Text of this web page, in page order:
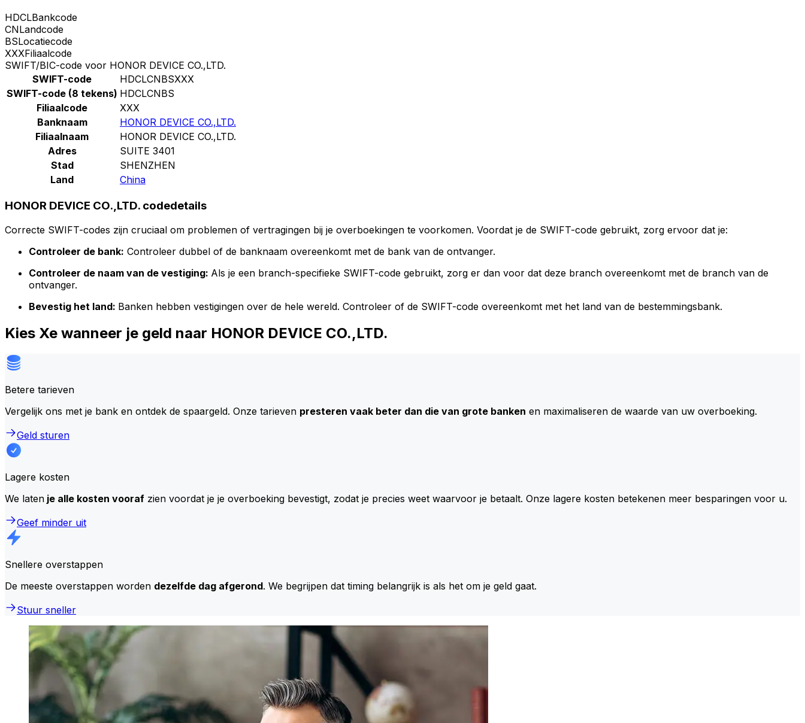
HDCLBankcode
CNLandcode
BSLocatiecode
XXXFiliaalcode
SWIFT/BIC-code voor HONOR DEVICE CO.,LTD.
SWIFT-code
HDCLCNBSXXX
SWIFT-code (8 tekens) HDCLCNBS
Filiaalcode
XXX
Banknaam
HONOR DEVICE CO.,LTD.
Filiaalnaam
HONOR DEVICE CO.,LTD.
Adres
SUITE 3401
Stad
SHENZHEN
Land
China
HONOR DEVICE CO.,LTD. codedetails
Correcte SWIFT-codes zijn cruciaal om problemen of vertragingen bij je overboekingen te voorkomen. Voordat je de SWIFT-code gebruikt, zorg ervoor dat je:
Controleer de bank: Controleer dubbel of de banknaam overeenkomt met de bank van de ontvanger.
Controleer de naam van de vestiging: Als je een branch-specifieke SWIFT-code gebruikt, zorg er dan voor dat deze branch overeenkomt met de branch van de
ontvanger.
Bevestig het land: Banken hebben vestigingen over de hele wereld. Controleer of de SWIFT-code overeenkomt met het land van de bestemmingsbank.
Kies Xe wanneer je geld naar HONOR DEVICE CO.,LTD.
Betere tarieven
Vergelijk ons met je bank en ontdek de spaargeld. Onze tarieven presteren vaak beter dan die van grote banken en maximaliseren de waarde van uw overboeking.
Geld sturen
Lagere kosten
We laten je alle kosten vooraf zien voordat je je overboeking bevestigt, zodat je precies weet waarvoor je betaalt. Onze lagere kosten betekenen meer besparingen voor u.
Geef minder uit
Snellere overstappen
De meeste overstappen worden dezelfde dag afgerond. We begrijpen dat timing belangrijk is als het om je geld gaat.
Stuur sneller